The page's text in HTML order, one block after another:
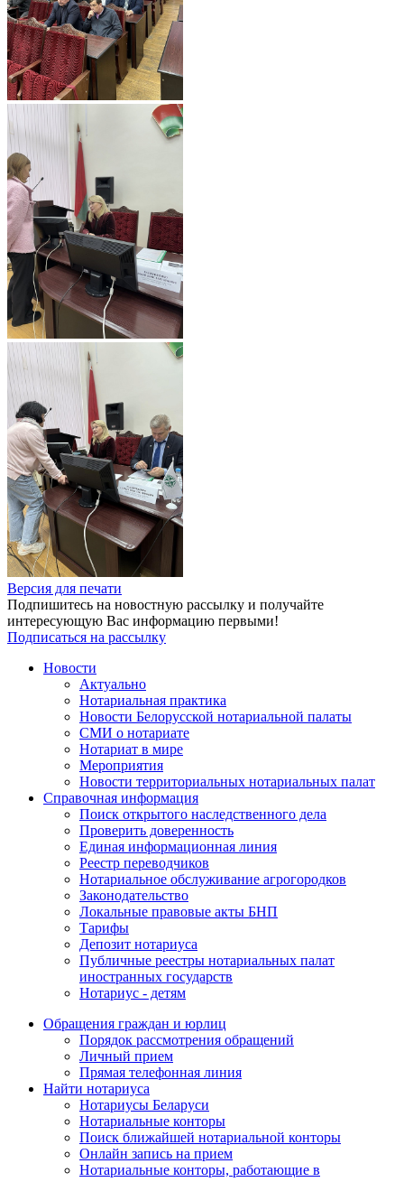
Версия для печати
Подпишитесь на новостную рассылку и получайте
интересующую Вас информацию первыми!
Подписаться на рассылку
Новости
Актуально
Нотариальная практика
Новости Белорусской нотариальной палаты
СМИ о нотариате
Нотариат в мире
Мероприятия
Новости территориальных нотариальных палат
Справочная информация
Поиск открытого наследственного дела
Проверить доверенность
Единая информационная линия
Реестр переводчиков
Нотариальное обслуживание агрогородков
Законодательство
Локальные правовые акты БНП
Тарифы
Депозит нотариуса
Публичные реестры нотариальных палат
иностранных государств
Нотариус - детям
Обращения граждан и юрлиц
Порядок рассмотрения обращений
Личный прием
Прямая телефонная линия
Найти нотариуса
Нотариусы Беларуси
Нотариальные конторы
Поиск ближайшей нотариальной конторы
Онлайн запись на прием
Нотариальные конторы, работающие в